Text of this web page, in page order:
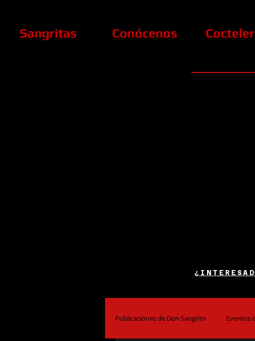
Sangritas Conócenos
Publicaciones de Don Sangrito Eventos